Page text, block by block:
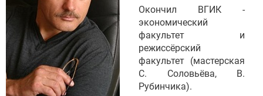
Окончил ВГИК -
экономический
факультет и
режиссёрский
факультет (мастерская
С. Соловьёва, В.
Рубинчика).